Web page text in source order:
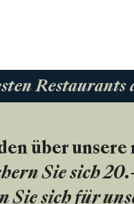
Restaurants
über unsere
Sie sich
Sie sich für